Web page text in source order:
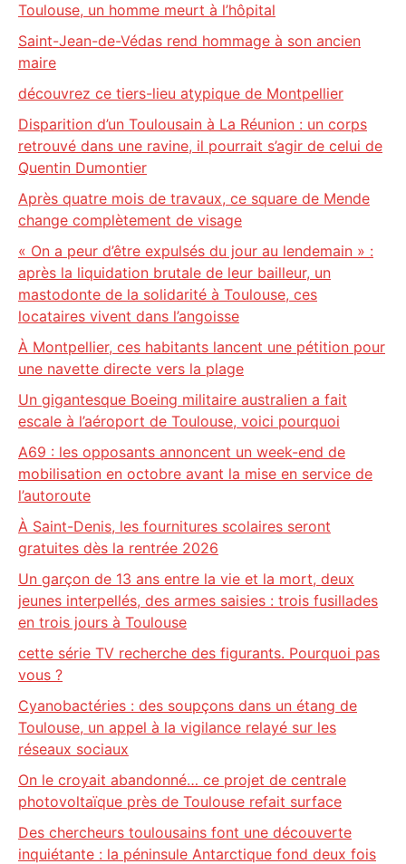
Toulouse, un homme meurt à l’hôpital
Saint-Jean-de-Védas rend hommage à son ancien
maire
découvrez ce tiers-lieu atypique de Montpellier
Disparition d’un Toulousain à La Réunion : un corps
retrouvé dans une ravine, il pourrait s’agir de celui de
Quentin Dumontier
Après quatre mois de travaux, ce square de Mende
change complètement de visage
« On a peur d’être expulsés du jour au lendemain » :
après la liquidation brutale de leur bailleur, un
mastodonte de la solidarité à Toulouse, ces
locataires vivent dans l’angoisse
À Montpellier, ces habitants lancent une pétition pour
une navette directe vers la plage
Un gigantesque Boeing militaire australien a fait
escale à l’aéroport de Toulouse, voici pourquoi
A69 : les opposants annoncent un week-end de
mobilisation en octobre avant la mise en service de
l’autoroute
À Saint-Denis, les fournitures scolaires seront
gratuites dès la rentrée 2026
Un garçon de 13 ans entre la vie et la mort, deux
jeunes interpellés, des armes saisies : trois fusillades
en trois jours à Toulouse
cette série TV recherche des figurants. Pourquoi pas
vous ?
Cyanobactéries : des soupçons dans un étang de
Toulouse, un appel à la vigilance relayé sur les
réseaux sociaux
On le croyait abandonné… ce projet de centrale
photovoltaïque près de Toulouse refait surface
Des chercheurs toulousains font une découverte
inquiétante : la péninsule Antarctique fond deux fois